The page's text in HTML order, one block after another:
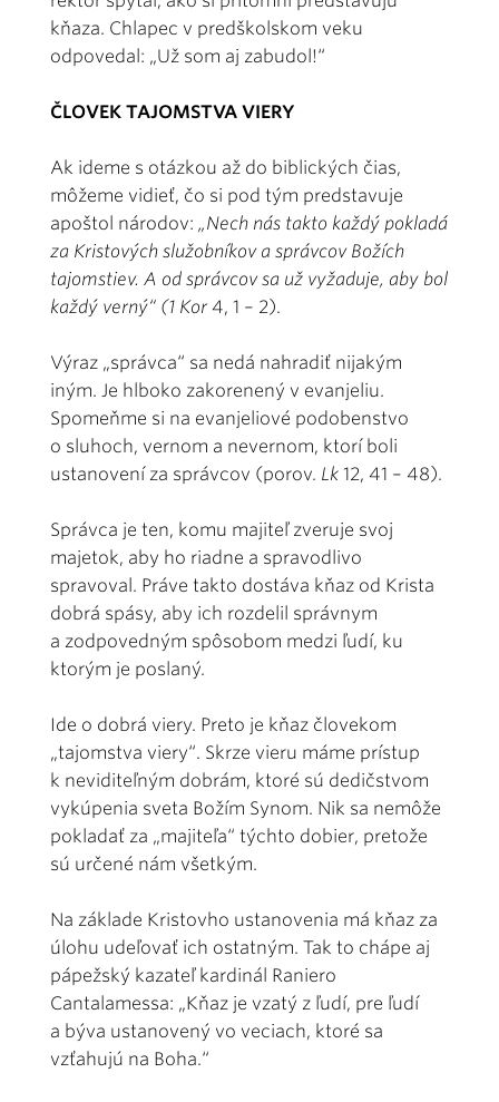
kňaza. Chlapec v predškolskom veku
odpovedal: „Už som aj zabudol!“
ČLOVEK TAJOMSTVA VIERY
Ak ideme s otázkou až do biblických čias,
môžeme vidieť, čo si pod tým predstavuje
apoštol národov: „Nech nás takto každý pokladá
za Kristových služobníkov a správcov Božích
tajomstiev. A od správcov sa už vyžaduje, aby bol
každý verný“ (1 Kor 4, 1 – 2).
Výraz „správca“ sa nedá nahradiť nijakým
iným. Je hlboko zakorenený v evanjeliu.
Spomeňme si na evanjeliové podobenstvo
o sluhoch, vernom a nevernom, ktorí boli
ustanovení za správcov (porov. Lk 12, 41 – 48).
Správca je ten, komu majiteľ zveruje svoj
majetok, aby ho riadne a spravodlivo
spravoval. Práve takto dostáva kňaz od Krista
dobrá spásy, aby ich rozdelil správnym
a zodpovedným spôsobom medzi ľudí, ku
ktorým je poslaný.
Ide o dobrá viery. Preto je kňaz človekom
„tajomstva viery“. Skrze vieru máme prístup
k neviditeľným dobrám, ktoré sú dedičstvom
vykúpenia sveta Božím Synom. Nik sa nemôže
pokladať za „majiteľa“ týchto dobier, pretože
sú určené nám všetkým.
Na základe Kristovho ustanovenia má kňaz za
úlohu udeľovať ich ostatným. Tak to chápe aj
pápežský kazateľ kardinál Raniero
Cantalamessa: „Kňaz je vzatý z ľudí, pre ľudí
a býva ustanovený vo veciach, ktoré sa
vzťahujú na Boha.“